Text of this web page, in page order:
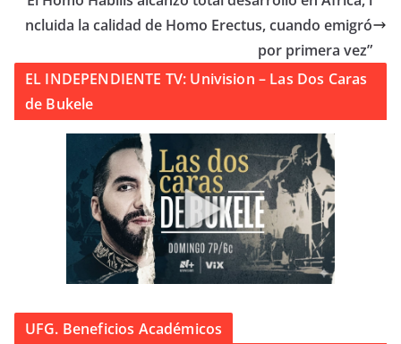
ncluida la calidad de Homo Erectus, cuando emigró
por primera vez”
EL INDEPENDIENTE TV: Univision – Las Dos Caras
de Bukele
UFG. Beneficios Académicos